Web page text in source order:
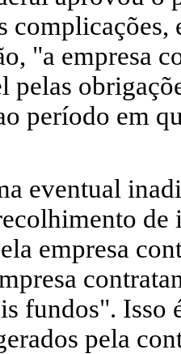
complicações,
"a empresa
pelas
período em
eventual
de
empresa
fundos". Isso
pela